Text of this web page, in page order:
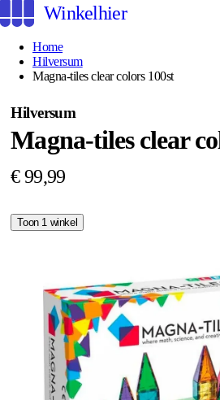
Winkelhier
Home
Hilversum
Magna-tiles clear colors 100st
Hilversum
Magna-tiles clear
€ 99,99
Toon 1 winkel